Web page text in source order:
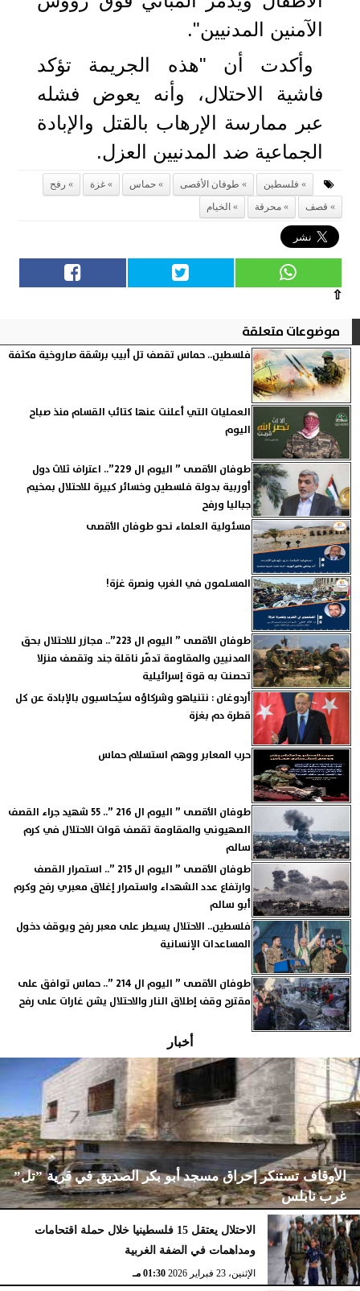
الآمنين المدنيين".
وأكدت أن "هذه الجريمة تؤكد
فاشية الاحتلال، وأنه يعوض فشله
عبر ممارسة الإرهاب بالقتل والإبادة
الجماعية ضد المدنيين العزل.
فلسطين طوفان الأقصى حماس غزة
رفح
قصف
محرقة الخيام
⇧
موضوعات متعلقة
فلسطين.. حماس تقصف تل أبيب برشقة صاروخية مكثفة
العمليات التي أعلنت عنها كتائب القسام منذ صباح
اليوم
طوفان الأقصى ” اليوم ال 229”.. اعتراف ثلاث دول
أوربية بدولة فلسطين وخسائر كبيرة للاحتلال بمخيم
جباليا ورفح
مسئولية العلماء نحو طوفان الأقصى
المسلمون في الغرب ونصرة غزة!
طوفان الأقصى ” اليوم ال 223”.. مجازر للاحتلال بحق
المدنيين والمقاومة تدمّر ناقلة جند وتقصف منزلا
تحصنت به قوة إسرائيلية
أردوغان : نتنياهو وشركاؤه سيُحاسبون بالإبادة عن كل
قطرة دم بغزة
حرب المعابر ووهم استسلام حماس
طوفان الأقصى ” اليوم ال 216 ”.. 55 شهيد جراء القصف
الصهيوني والمقاومة تقصف قوات الاحتلال في كرم
سالم
طوفان الأقصى ” اليوم ال 215 ”.. استمرار القصف
وارتفاع عدد الشهداء واستمرار إغلاق معبري رفح وكرم
أبو سالم
فلسطين.. الاحتلال يسيطر على معبر رفح ويوقف دخول
المساعدات الإنسانية
طوفان الأقصى ” اليوم ال 214 ”.. حماس توافق على
مقترح وقف إطلاق النار والاحتلال يشن غارات على رفح
أخبار
الأوقاف تستنكر إحراق مسجد أبو بكر الصديق في قرية ”تل”
غرب نابلس
الإثنين، 23 فبراير 2026 02:15 مـ
الاحتلال يعتقل 15 فلسطينيا خلال حملة اقتحامات
ومداهمات في الضفة الغربية
الإثنين، 23 فبراير 2026 01:30 مـ